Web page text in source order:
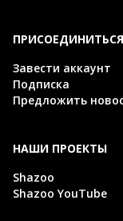
ПРИСОЕДИНИТЬСЯ
Завести аккаунт
Подписка
Предложить
НАШИ ПРОЕКТЫ
Shazoo
Shazoo YouTube